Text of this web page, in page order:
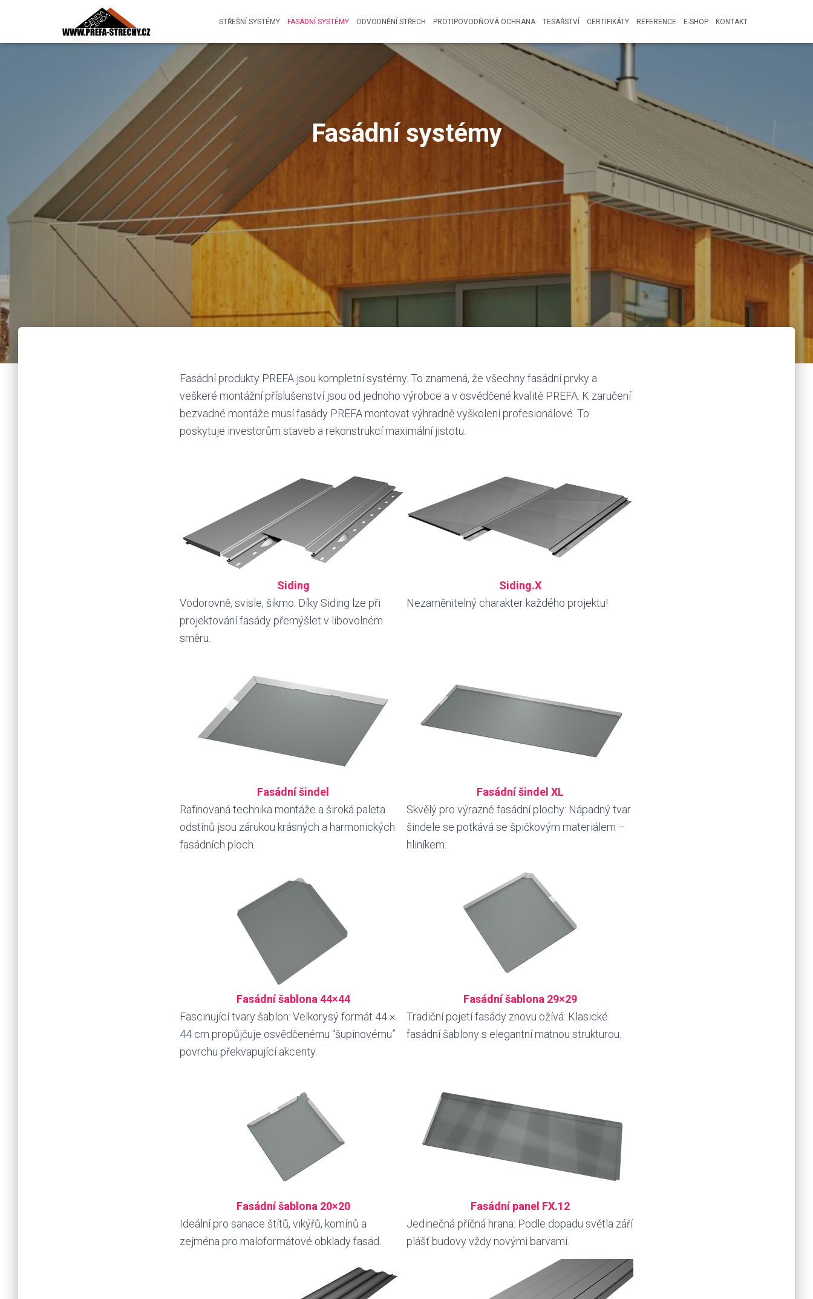
STŘEŠNÍ SYSTÉMY FASÁDNÍ SYSTÉMY ODVODNĚNÍ STŘECH PROTIPOVODŇOVÁ OCHRANA TESAŘSTVÍ CERTIFIKÁTY REFERENCE E-SHOP KONTAKT
Fasádní systémy
Fasádní produkty PREFA jsou kompletní systémy. To znamená, že všechny fasádní prvky a
veškeré montážní příslušenství jsou od jednoho výrobce a v osvědčené kvalitě PREFA. K zaručení
bezvadné montáže musí fasády PREFA montovat výhradně vyškolení profesionálové. To
poskytuje investorům staveb a rekonstrukcí maximální jistotu.
Siding
Vodorovně, svisle, šikmo: Díky Siding lze při
projektování fasády přemýšlet v libovolném
směru.
Siding.X
Nezaměnitelný charakter každého projektu!
Fasádní šindel
Rafinovaná technika montáže a široká paleta
odstínů jsou zárukou krásných a harmonických
fasádních ploch.
Fasádní šindel XL
Skvělý pro výrazné fasádní plochy: Nápadný tvar
šindele se potkává se špičkovým materiálem –
hliníkem.
Fasádní šablona 44×44
Fascinující tvary šablon: Velkorysý formát 44 ×
44 cm propůjčuje osvědčenému “šupinovému”
povrchu překvapující akcenty.
Fasádní šablona 29×29
Tradiční pojetí fasády znovu ožívá: Klasické
fasádní šablony s elegantní matnou strukturou.
Fasádní šablona 20×20
Ideální pro sanace štítů, vikýřů, komínů a
zejména pro maloformátové obklady fasád.
Fasádní panel FX.12
Jedinečná příčná hrana: Podle dopadu světla září
plášť budovy vždy novými barvami.